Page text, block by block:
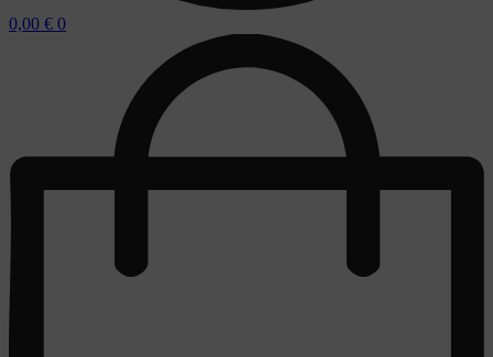
0,00 € 0